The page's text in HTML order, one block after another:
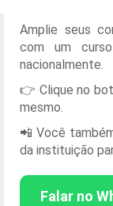
Amplie seus
com um
nacionalmente.
👉 Clique no
mesmo.
📲 Você
da instituição
Falar no